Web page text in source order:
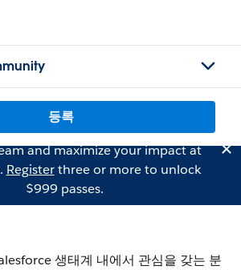
등록
and maximize your impact at
Registerthree or more to unlock
$999 passes.
생태계 내에서 관심을 갖는 분